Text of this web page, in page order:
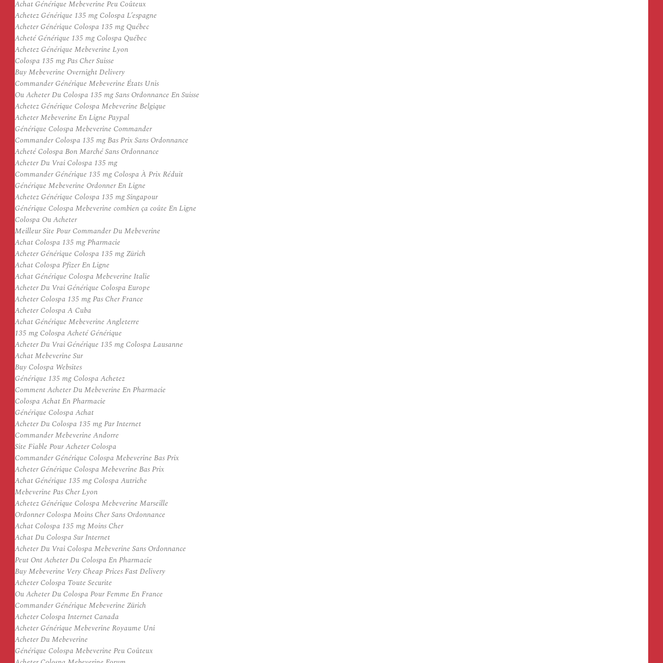
Achat Générique Mebeverine Peu Coûteux
Achetez Générique 135 mg Colospa L’espagne
Acheter Générique Colospa 135 mg Québec
Acheté Générique 135 mg Colospa Québec
Achetez Générique Mebeverine Lyon
Colospa 135 mg Pas Cher Suisse
Buy Mebeverine Overnight Delivery
Commander Générique Mebeverine États Unis
Ou Acheter Du Colospa 135 mg Sans Ordonnance En Suisse
Achetez Générique Colospa Mebeverine Belgique
Acheter Mebeverine En Ligne Paypal
Générique Colospa Mebeverine Commander
Commander Colospa 135 mg Bas Prix Sans Ordonnance
Acheté Colospa Bon Marché Sans Ordonnance
Acheter Du Vrai Colospa 135 mg
Commander Générique 135 mg Colospa À Prix Réduit
Générique Mebeverine Ordonner En Ligne
Achetez Générique Colospa 135 mg Singapour
Générique Colospa Mebeverine combien ça coûte En Ligne
Colospa Ou Acheter
Meilleur Site Pour Commander Du Mebeverine
Achat Colospa 135 mg Pharmacie
Acheter Générique Colospa 135 mg Zürich
Achat Colospa Pfizer En Ligne
Achat Générique Colospa Mebeverine Italie
Acheter Du Vrai Générique Colospa Europe
Acheter Colospa 135 mg Pas Cher France
Acheter Colospa A Cuba
Achat Générique Mebeverine Angleterre
135 mg Colospa Acheté Générique
Acheter Du Vrai Générique 135 mg Colospa Lausanne
Achat Mebeverine Sur
Buy Colospa Websites
Générique 135 mg Colospa Achetez
Comment Acheter Du Mebeverine En Pharmacie
Colospa Achat En Pharmacie
Générique Colospa Achat
Acheter Du Colospa 135 mg Par Internet
Commander Mebeverine Andorre
Site Fiable Pour Acheter Colospa
Commander Générique Colospa Mebeverine Bas Prix
Acheter Générique Colospa Mebeverine Bas Prix
Achat Générique 135 mg Colospa Autriche
Mebeverine Pas Cher Lyon
Achetez Générique Colospa Mebeverine Marseille
Ordonner Colospa Moins Cher Sans Ordonnance
Achat Colospa 135 mg Moins Cher
Achat Du Colospa Sur Internet
Acheter Du Vrai Colospa Mebeverine Sans Ordonnance
Peut Ont Acheter Du Colospa En Pharmacie
Buy Mebeverine Very Cheap Prices Fast Delivery
Acheter Colospa Toute Securite
Ou Acheter Du Colospa Pour Femme En France
Commander Générique Mebeverine Zürich
Acheter Colospa Internet Canada
Acheter Générique Mebeverine Royaume Uni
Acheter Du Mebeverine
Générique Colospa Mebeverine Peu Coûteux